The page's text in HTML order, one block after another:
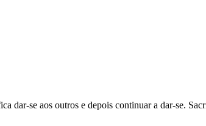
dar-se aos outros e depois continuar a dar-se.